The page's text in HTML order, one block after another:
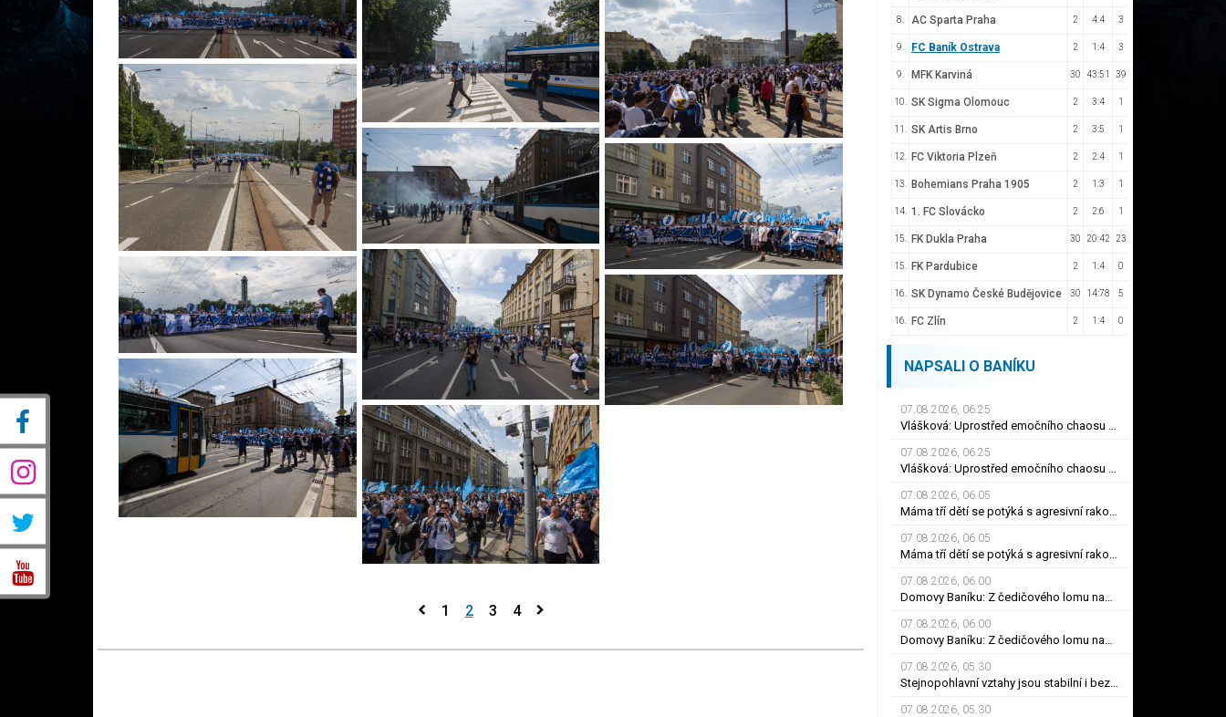
1 2 3 4
8. AC Sparta Praha 2 4:4 3
9. FC Baník Ostrava 2 1:4 3
9. MFK Karviná 30 43:51 39
10. SK Sigma Olomouc 2 3:4 1
11. SK Artis Brno 2 3:5 1
12. FC Viktoria Plzeň 2 2:4 1
13. Bohemians Praha 1905 2 1:3 1
14. 1. FC Slovácko 2 2:6 1
15. FK Dukla Praha 30 20:42 23
15. FK Pardubice 2 1:4 0
16. SK Dynamo České Budějovice 30 14:78 5
16. FC Zlín 2 1:4 0
NAPSALI O BANÍKU
07.08.2026, 06.25
Vlášková: Uprostřed emočního chaosu potřebujete průvodce, ne cizí rozhodnutí
07.08.2026, 06.25
Vlášková: Uprostřed emočního chaosu potřebujete průvodce, ne cizí rozhodnutí
07.08.2026, 06.05
Máma tří dětí se potýká s agresivní rakovinou prsu. Její kamarádka prosí o pomoc
07.08.2026, 06.05
Máma tří dětí se potýká s agresivní rakovinou prsu. Její kamarádka prosí o pomoc
07.08.2026, 06.00
Domovy Baníku: Z čedičového lomu nad Ostravou vyrostly Bazaly
07.08.2026, 06.00
Domovy Baníku: Z čedičového lomu nad Ostravou vyrostly Bazaly
07.08.2026, 05.30
Stejnopohlavní vztahy jsou stabilní i bez dětí. Odmítají je staří a Morava
07.08.2026, 05.30